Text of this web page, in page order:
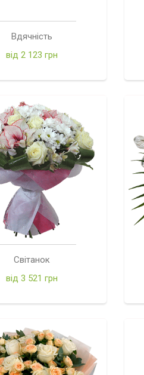
Вдячність
від 2 123 грн
Світанок
від 3 521 грн